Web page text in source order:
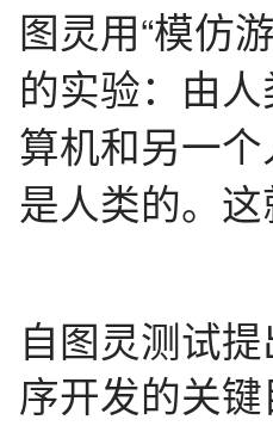
图灵用“模仿
的实验：由
算机和另一
是人类的。 这
自图灵测试
序开发的关键